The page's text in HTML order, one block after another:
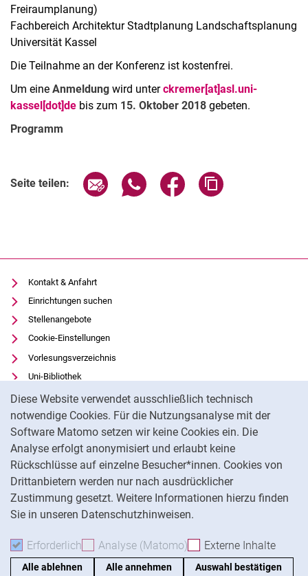
Diese Website verwendet ausschließlich technisch
notwendige Cookies. Für die Nutzungsanalyse mit der
Software Matomo setzen wir keine Cookies ein. Die
Analyse erfolgt anonymisiert und erlaubt keine
Rückschlüsse auf einzelne Besucher*innen. Cookies von
Drittanbietern werden nur nach ausdrücklicher
Zustimmung gesetzt. Weitere Informationen hierzu finden
Sie in unseren Datenschutzhinweisen.
Erforderlich Erforderliche Cookies akzeptieren
Analyse (Matomo) Analyse-Cookies
Externe Inhalte
Alle ablehnen Alle annehmen Auswahl bestätigen
Freiraumplanung)
Fachbereich Architektur Stadtplanung Landschaftsplanung
Universität Kassel
Die Teilnahme an der Konferenz ist kostenfrei.
Um eine Anmeldung wird unterckremer[at]asl.uni-
kassel[dot]de bis zum 15. Oktober 2018 gebeten.
Programm
Seite teilen: Seite über E-Mail teilen
Seite über WhatsApp teilen
Seite über Facebook
Kontakt & Anfahrt
Einrichtungen suchen
Stellenangebote
Cookie-Einstellungen
Vorlesungsverzeichnis
Uni-Bibliothek
Moodle
Panopto
Datenschutz
Barrierefreiheit
Transparenter KI-Einsatz